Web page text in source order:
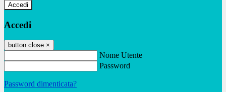
Accedi
Accedi
button close ×
Nome Utente
Password
Password dimenticata?